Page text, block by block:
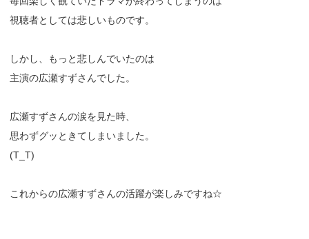
視聴者としては悲しいものです。
しかし、もっと悲しんでいたのは
主演の広瀬すずさんでした。
広瀬すずさんの涙を見た時、
思わずグッときてしまいました。
(T_T)
これからの広瀬すずさんの活躍が楽しみですね☆